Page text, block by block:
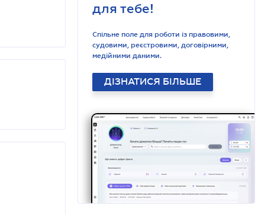
для тебе!
Спільне поле для роботи із правовими,
судовими, реєстровими, договірними,
медійними даними.
ДІЗНАТИСЯ БІЛЬШЕ